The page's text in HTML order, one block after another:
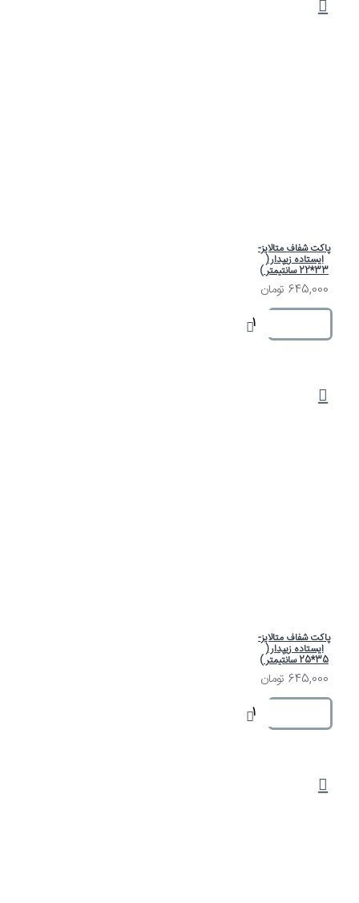
پاکت شفاف متالایز-
ایستاده زیپدار (
645,000 تومان
پاکت شفاف متالایز-
ایستاده زیپدار (
645,000 تومان